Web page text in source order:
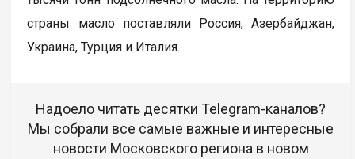
страны масло поставляли Россия, Азербайджан,
Украина, Турция и Италия.
Надоело читать десятки Telegram-каналов?
Мы собрали все самые важные и интересные
новости Московского региона в новом